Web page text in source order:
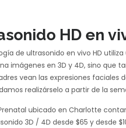
HD en
de ultrasonido en vivo HD
imágenes en 3D y 4D, sino que
vean las expresiones faciales
realizárselo a partir de la
ubicado en Charlotte
3D / 4D desde $65 y desde